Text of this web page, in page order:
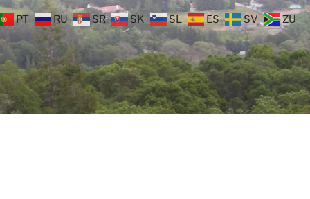
PT RU SR SK SL ES SV ZU